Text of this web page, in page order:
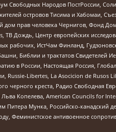
Народов ПостРоссии,
островов Тисима и Хабомаи,
прав человека Чернигов, Фонд
ТВ Дождь, Центр европейских
рабочих, ИстЧам Финланд,
Библии и трактатов Свидетелей
в России, Настоящая Россия,
Libertes, La Asocicion de Rusos
черного креста, Радио Свободная
Копелева, American Councils for
Мунка, Российско-канадский
Феминистское антивоенное